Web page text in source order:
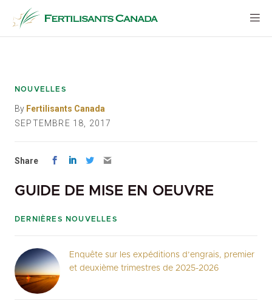
contenu
NOUVELLES
By Fertilisants Canada
SEPTEMBRE 18, 2017
Share
GUIDE DE MISE EN OEUVRE
DERNIÈRES NOUVELLES
Enquête sur les expéditions d’engrais, premier
et deuxième trimestres de 2025-2026